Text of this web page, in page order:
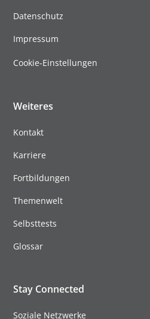
Datenschutz
Impressum
Cookie-Einstellungen
Weiteres
Kontakt
Karriere
Fortbildungen
Themenwelt
Selbsttests
Glossar
Stay Connected
Soziale Netzwerke